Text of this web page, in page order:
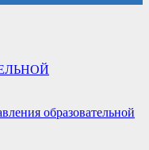
образовательной